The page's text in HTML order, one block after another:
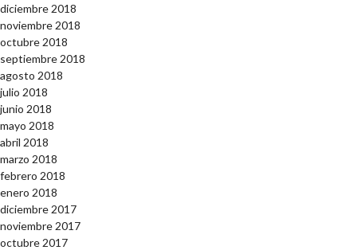
diciembre 2018
noviembre 2018
octubre 2018
septiembre 2018
agosto 2018
julio 2018
junio 2018
mayo 2018
abril 2018
marzo 2018
febrero 2018
enero 2018
diciembre 2017
noviembre 2017
octubre 2017